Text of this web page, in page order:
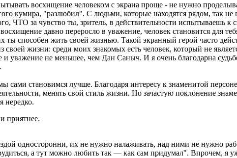
восхищение человеком с экрана проще - не нужно
кумира, "разлюбил". С людьми, которые находятся рядом, так не
ЧТО за чувство ты, зритель, в действительности испытываешь
давно переросло в уважение, человек становится для
ты способен жить своей жизнью. Такой экранный герой часто
своей жизни: среди моих знакомых есть человек, который не
уважение не меньшее, чем Дан Саныч. И я очень благодарна
сами становимся лучше. Благодаря интересу к знаменитой
менять свой стиль жизни. Но зачастую поклонение
нередко.
приятнее.
односторонни, их не нужно налаживать, над ними не нужно
а тут можно любить так — как сам придумал". Впрочем, я